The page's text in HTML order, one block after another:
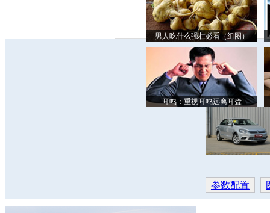
男人吃什么强壮必看（组图）
耳鸣：重视耳鸣远离耳聋
参数配置